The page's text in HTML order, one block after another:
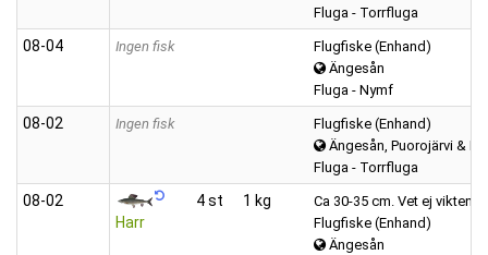
Fluga - Torrfluga
08‑04 Ingen fisk
Flugfiske (Enhand)
Ängesån
Fluga - Nymf
08‑02 Ingen fisk
Flugfiske (Enhand)
Ängesån, Puorojärvi &
Fluga - Torrfluga
08‑02
Harr
4 st 1 kg
Ca 30-35 cm. Vet ej vikten
Flugfiske (Enhand)
Ängesån